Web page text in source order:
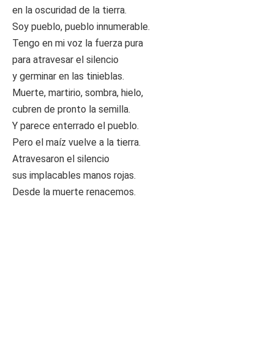
en la oscuridad de la tierra.
Soy pueblo, pueblo innumerable.
Tengo en mi voz la fuerza pura
para atravesar el silencio
y germinar en las tinieblas.
Muerte, martirio, sombra, hielo,
cubren de pronto la semilla.
Y parece enterrado el pueblo.
Pero el maíz vuelve a la tierra.
Atravesaron el silencio
sus implacables manos rojas.
Desde la muerte renacemos.